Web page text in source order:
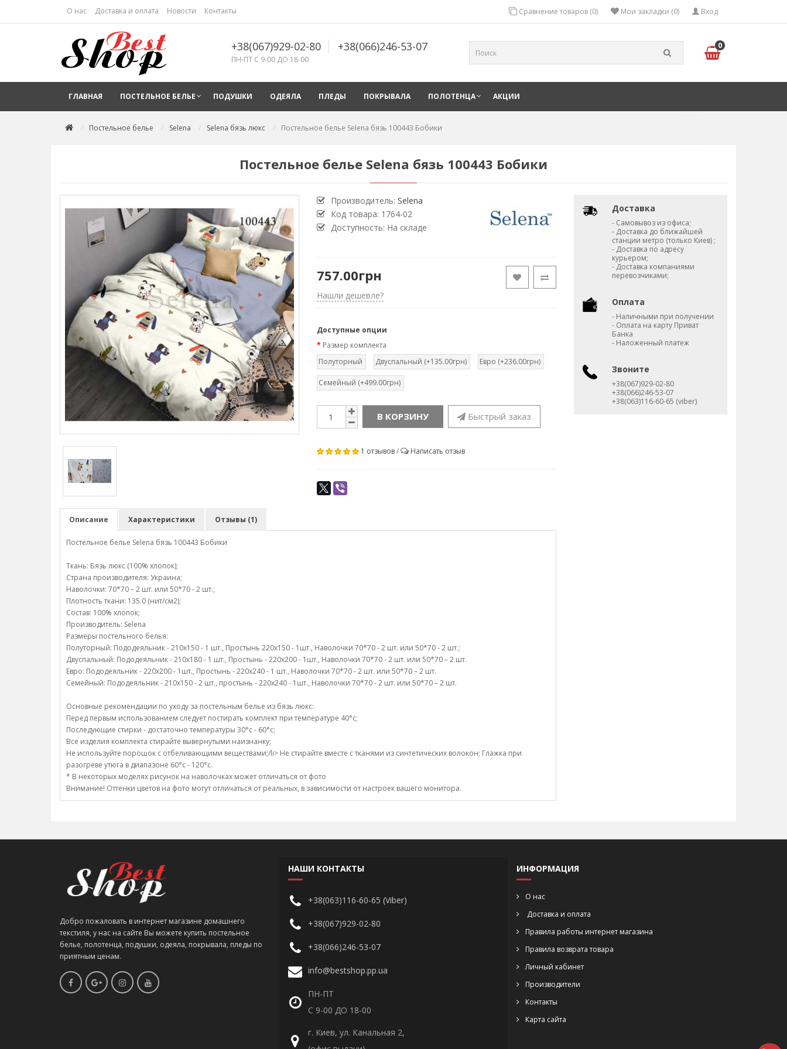
О нас Доставка и оплата Новости Контакты Вход
Мои закладки (0)
Сравнение товаров (0)
+38(067)929-02-80 +38(066)246-53-07
ПН-ПТ С 9-00 ДО 18-00
0
ГЛАВНАЯ ПОСТЕЛЬНОЕ БЕЛЬЕ ПОДУШКИ ОДЕЯЛА ПЛЕДЫ ПОКРЫВАЛА ПОЛОТЕНЦА АКЦИИ
Постельное белье Selena Selena бязь люкс Постельное белье Selena бязь 100443 Бобики
Постельное белье Selena бязь 100443 Бобики
Производитель: Selena
Код товара: 1764-02
Доступность: На складе
757.00грн
Нашли дешевле?
Доступные опции
Размер комплекта
Полуторный
Двуспальный (+135.00грн) Евро (+236.00грн)
Семейный (+499.00грн)
В КОРЗИНУ Быстрый заказ
1 отзывов/ Написать отзыв
Описание Характеристики Отзывы (1)
Постельное белье Selena бязь 100443 Бобики
Ткань: Бязь люкс (100% хлопок);
Страна производителя: Украина;
Наволочки: 70*70 – 2 шт. или 50*70 - 2 шт.;
Плотность ткани: 135.0 (нит/см2);
Состав: 100% хлопок;
Производитель: Selena
Размеры постельного белья:
Полуторный: Пододеяльник - 210х150 - 1 шт., Простынь 220х150 - 1шт., Наволочки 70*70 - 2 шт. или 50*70 - 2 шт.;
Двуспальный: Пододеяльник - 210х180 - 1 шт., Простынь - 220х200 - 1шт., Наволочки 70*70 - 2 шт. или 50*70 – 2 шт.
Евро: Пододеяльник - 220х200 - 1шт., Простынь - 220х240 - 1 шт., Наволочки 70*70 - 2 шт. или 50*70 – 2 шт.
Семейный: Пододеяльник - 210х150 - 2 шт., простынь - 220х240 - 1шт., Наволочки 70*70 - 2 шт. или 50*70 – 2 шт.
Основные рекомендации по уходу за постельным белье из бязь люкс:
Перед первым использованием следует постирать комплект при температуре 40°c;
Последующие стирки - достаточно температуры 30°c - 60°c;
Все изделия комплекта стирайте вывернутыми наизнанку;
Не используйте порошок с отбеливающими веществами;/li> Не стирайте вместе с тканями из синтетических волокон; Глажка при
разогреве утюга в диапазоне 60°c - 120°c.
* В некоторых моделях рисунок на наволочках может отличаться от фото
Внимание! Оттенки цветов на фото могут отличаться от реальных, в зависимости от настроек вашего монитора.
Доставка
- Самовывоз из офиса;
- Доставка до ближайшей
станции метро (только Киев) ;
- Доставка по адресу
курьером;
- Доставка компаниями
перевозчиками;
Оплата
- Наличными при получении
- Оплата на карту Приват
Банка
- Наложенный платеж
Звоните
+38(067)929-02-80
+38(066)246-53-07
+38(063)116-60-65 (viber)
Добро пожаловать в интернет магазине домашнего
текстиля, у нас на сайте Вы можете купить постельное
белье, полотенца, подушки, одеяла, покрывала, пледы по
приятным ценам.
НАШИ КОНТАКТЫ
+38(063)116-60-65 (Viber)
+38(067)929-02-80
+38(066)246-53-07
info@bestshop.pp.ua
ПН-ПТ
С 9-00 ДО 18-00
г. Киев, ул. Канальная 2,
ИНФОРМАЦИЯ
О нас
Доставка и оплата
Правила работы интернет магазина
Правила возврата товара
Личный кабинет
Производители
Контакты
Карта сайта